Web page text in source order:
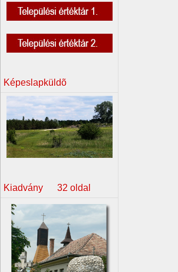
Képeslapküldõ
Kiadvány 32 oldal